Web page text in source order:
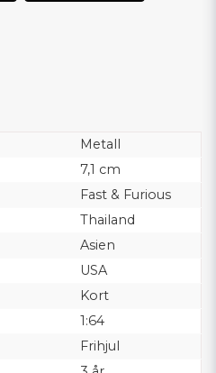
Metall
7,1 cm
Fast & Furious
Thailand
Asien
USA
Kort
1:64
Frihjul